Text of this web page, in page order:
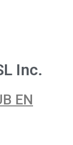
Inc.
EN